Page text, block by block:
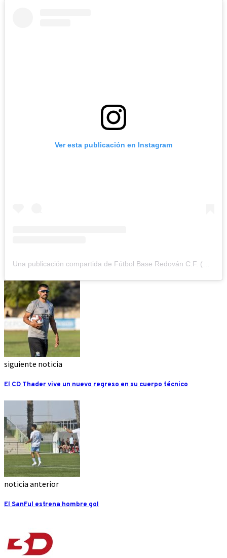
Ver esta publicación en Instagram
siguiente noticia
El CD Thader vive un nuevo regreso en su cuerpo técnico
noticia anterior
El SanFul estrena hombre gol